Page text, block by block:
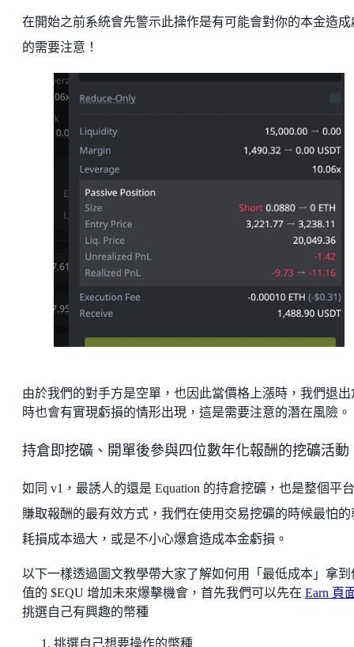
在開始之前系統會先警示此操作是有可能會對你的本金造成
的需要注意！
由於我們的對手方是空單，也因此當價格上漲時，我們退出
時也會有實現虧損的情形出現，這是需要注意的潛在風險。
持倉即挖礦、開單後參與四位數年化報酬的挖礦活動
如同 v1，最誘人的還是 Equation 的持倉挖礦，也是整個平
賺取報酬的最有效方式，我們在使用交易挖礦的時候最怕的
耗損成本過大，或是不小心爆倉造成本金虧損。
以下一樣透過圖文教學帶大家了解如何用「最低成本」拿到
值的 $EQU 增加未來爆擊機會，首先我們可以先在 Earn 頁
挑選自己有興趣的幣種
挑選自己想要操作的幣種